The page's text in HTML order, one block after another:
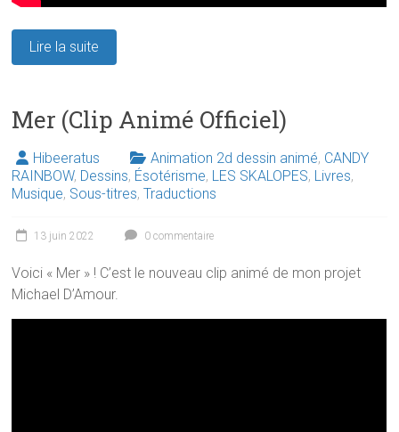
Lire la suite
Mer (Clip Animé Officiel)
Hibeeratus Animation 2d dessin animé, CANDY
RAINBOW, Dessins, Ésotérisme, LES SKALOPES, Livres,
Musique, Sous-titres,Traductions
13 juin 2022 0 commentaire
Voici « Mer » ! C’est le nouveau clip animé de mon projet
Michael D’Amour.